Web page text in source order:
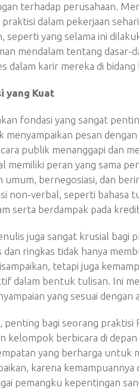
terhadap perusahaan.
dalam pekerjaan
seperti yang selama ini
mendalam tentang dasar-
dalam karir mereka di bidang
yang Kuat
fondasi yang sangat
pesan
publik menanggapi dan
memiliki peran yang sama
bernegosiasi, dan
non-verbal, seperti bahasa
serta berdampak pada
juga sangat krusial bagi
ringkas tidak hanya
tetapi juga
dalam bentuk tulisan. Ini
yang sesuai dengan
bagi seorang praktisi
berbicara di
yang berharga untuk
karena kemampuannya
pemangku kepentingan